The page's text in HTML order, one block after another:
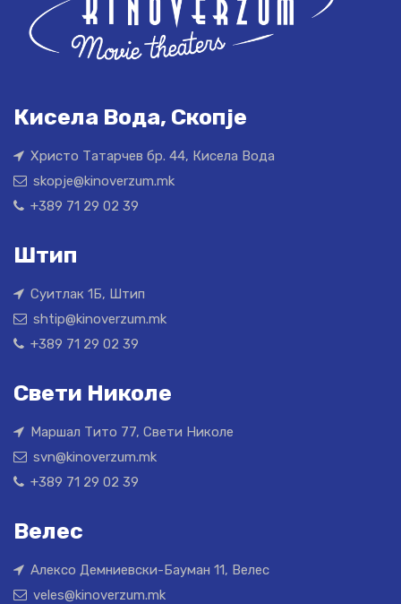
Кисела Вода, Скопје
Христо Татарчев бр. 44, Кисела Вода
skopje@kinoverzum.mk
+389 71 29 02 39
Штип
Суитлак 1Б, Штип
shtip@kinoverzum.mk
+389 71 29 02 39
Свети Николе
Маршал Тито 77, Свети Николе
svn@kinoverzum.mk
+389 71 29 02 39
Велес
Алексо Демниевски-Бауман 11, Велес
veles@kinoverzum.mk